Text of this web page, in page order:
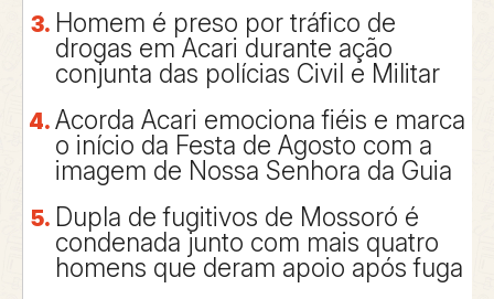
Homem é preso por tráfico de
drogas em Acari durante ação
conjunta das polícias Civil e Militar
Acorda Acari emociona fiéis e marca
o início da Festa de Agosto com a
imagem de Nossa Senhora da Guia
Dupla de fugitivos de Mossoró é
condenada junto com mais quatro
homens que deram apoio após fuga